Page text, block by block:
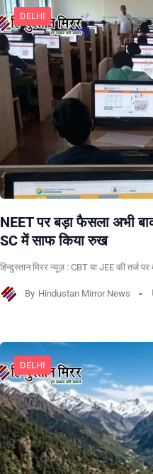
DELHI
NEET पर बड़ा फैसला अभी
SC में साफ किया रुख
हिन्दुस्तान मिरर न्यूज़ : CBT या JEE की तर्ज
By Hindustan Mirror News
DELHI